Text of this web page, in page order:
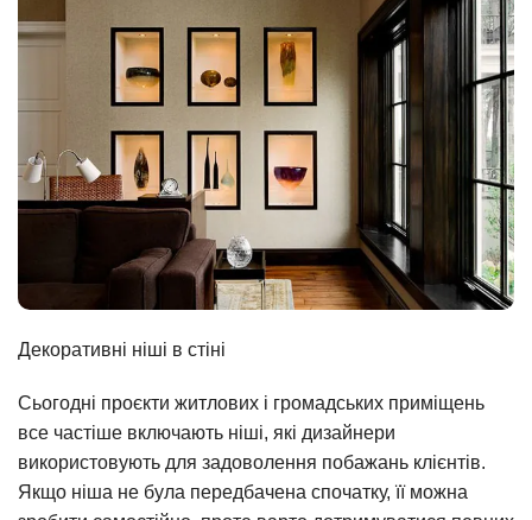
Декоративні ніші в стіні
Сьогодні проєкти житлових і громадських приміщень
все частіше включають ніші, які дизайнери
використовують для задоволення побажань клієнтів.
Якщо ніша не була передбачена спочатку, її можна